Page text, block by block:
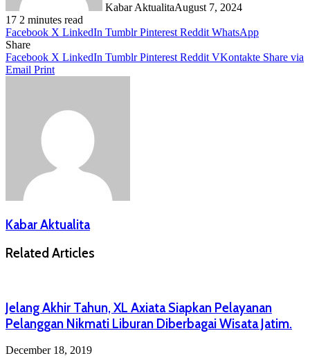
Kabar AktualitaAugust 7, 2024
17 2 minutes read
Facebook X LinkedIn Tumblr Pinterest Reddit WhatsApp
Share
Facebook X LinkedIn Tumblr Pinterest Reddit VKontakte Share via
Email Print
Kabar Aktualita
Related Articles
Jelang Akhir Tahun, XL Axiata Siapkan Pelayanan
Pelanggan Nikmati Liburan Diberbagai Wisata Jatim.
December 18, 2019